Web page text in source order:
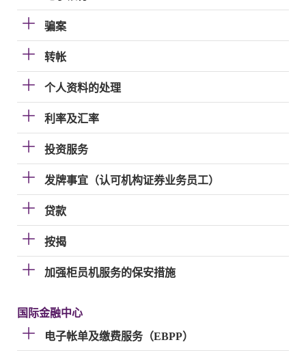
骗案
转帐
个人资料的处理
利率及汇率
投资服务
发牌事宜（认可机构证券业务员工）
贷款
按揭
加强柜员机服务的保安措施
国际金融中心
电子帐单及缴费服务（EBPP）